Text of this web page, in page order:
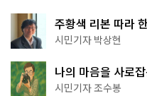
주황색 리본 따라
서울둘레길 15코스
시민기자 박상현
나의 마음을 사로
상작 공개!
시민기자 조수봉